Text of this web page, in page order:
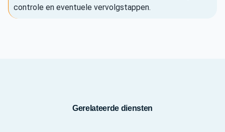
controle en eventuele vervolgstappen.
Gerelateerde diensten